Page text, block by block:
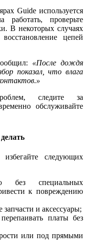
Guide используется
работать, проверьте
В некоторых случаях
цепей
«После дождя
показал, что влага
следите за
обслуживайте
следующих
без специальных
к повреждению
и аксессуары;
платы без
или под прямыми